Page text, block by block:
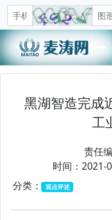
黑湖智造完成
工
责任
时间：2021-
分类：观点评述